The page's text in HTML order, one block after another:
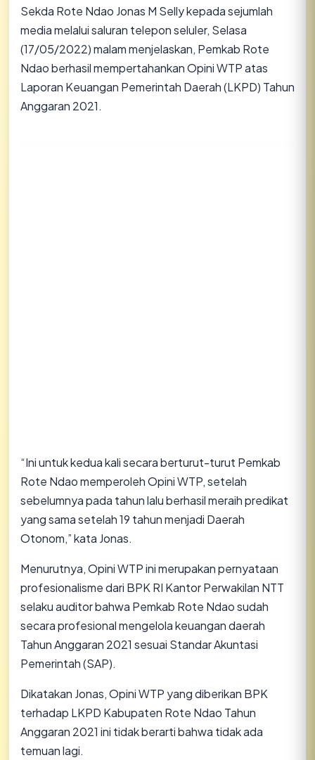
Sekda Rote Ndao Jonas M Selly kepada sejumlah
media melalui saluran telepon seluler, Selasa
(17/05/2022) malam menjelaskan, Pemkab Rote
Ndao berhasil mempertahankan Opini WTP atas
Laporan Keuangan Pemerintah Daerah (LKPD) Tahun
Anggaran 2021.
“Ini untuk kedua kali secara berturut-turut Pemkab
Rote Ndao memperoleh Opini WTP, setelah
sebelumnya pada tahun lalu berhasil meraih predikat
yang sama setelah 19 tahun menjadi Daerah
Otonom,” kata Jonas.
Menurutnya, Opini WTP ini merupakan pernyataan
profesionalisme dari BPK RI Kantor Perwakilan NTT
selaku auditor bahwa Pemkab Rote Ndao sudah
secara profesional mengelola keuangan daerah
Tahun Anggaran 2021 sesuai Standar Akuntasi
Pemerintah (SAP).
Dikatakan Jonas, Opini WTP yang diberikan BPK
terhadap LKPD Kabupaten Rote Ndao Tahun
Anggaran 2021 ini tidak berarti bahwa tidak ada
temuan lagi.